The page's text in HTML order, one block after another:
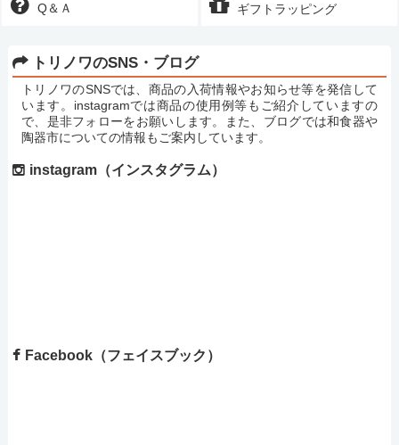
Q＆Ａ ギフトラッピング
トリノワのSNS・ブログ
トリノワのSNSでは、商品の入荷情報やお知らせ等を発信して
います。instagramでは商品の使用例等もご紹介していますの
で、是非フォローをお願いします。また、ブログでは和食器や
陶器市についての情報もご案内しています。
instagram（インスタグラム）
Facebook（フェイスブック）